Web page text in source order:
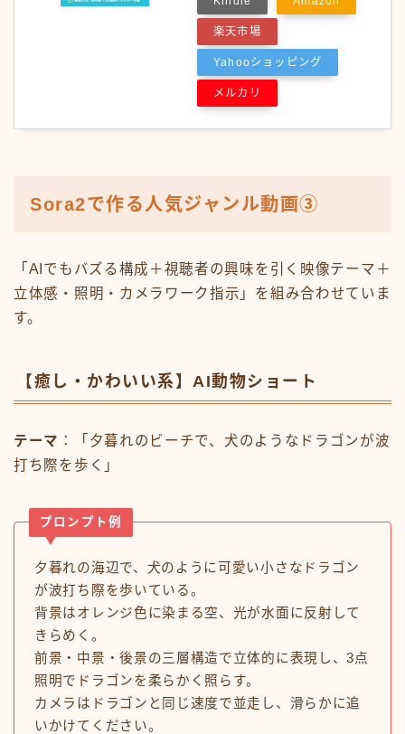
楽天市場
Yahooショッピング
メルカリ
Sora2で作る人気ジャンル動画③
「AIでもバズる構成＋視聴者の興味を引く映像テーマ＋
立体感・照明・カメラワーク指示」を組み合わせていま
す。
【癒し・かわいい系】AI動物ショート
テーマ ：「夕暮れのビーチで、犬のようなドラゴンが波
打ち際を歩く」
プロンプト例
夕暮れの海辺で、犬のように可愛い小さなドラゴン
が波打ち際を歩いている。
背景はオレンジ色に染まる空、光が水面に反射して
きらめく。
前景・中景・後景の三層構造で立体的に表現し、3点
照明でドラゴンを柔らかく照らす。
カメラはドラゴンと同じ速度で並走し、滑らかに追
いかけてください。